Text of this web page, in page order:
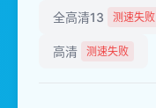
全高清13 测速失败
高清 测速失败